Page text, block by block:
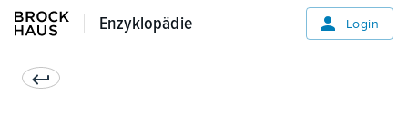
Enzyklopädie
Enzyklopädie Login